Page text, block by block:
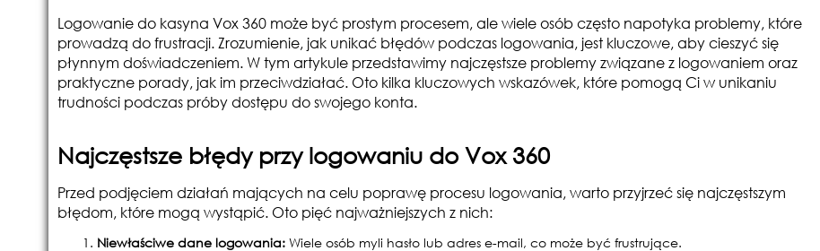
Logowanie do kasyna Vox 360 może być prostym procesem, ale wiele osób często napotyka problemy, które
prowadzą do frustracji. Zrozumienie, jak unikać błędów podczas logowania, jest kluczowe, aby cieszyć się
płynnym doświadczeniem. W tym artykule przedstawimy najczęstsze problemy związane z logowaniem oraz
praktyczne porady, jak im przeciwdziałać. Oto kilka kluczowych wskazówek, które pomogą Ci w unikaniu
trudności podczas próby dostępu do swojego konta.
Najczęstsze błędy przy logowaniu do Vox 360
Przed podjęciem działań mających na celu poprawę procesu logowania, warto przyjrzeć się najczęstszym
błędom, które mogą wystąpić. Oto pięć najważniejszych z nich:
Niewłaściwe dane logowania:Wiele osób myli hasło lub adres e-mail, co może być frustrujące.